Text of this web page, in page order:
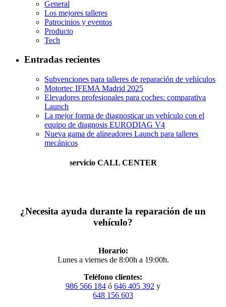
General
Los mejores talleres
Patrocinios y eventos
Producto
Tech
Entradas recientes
Subvenciones para talleres de reparación de vehículos
Motortec IFEMA Madrid 2025
Elevadores profesionales para coches: comparativa
Launch
La mejor forma de diagnosticar un vehículo con el
equipo de diagnosis EURODIAG V4
Nueva gama de alineadores Launch para talleres
mecánicos
servicio CALL CENTER
¿Necesita ayuda durante la reparación de un
vehículo?
Horario:
Lunes a viernes de 8:00h a 19:00h.
Teléfono clientes:
986 566 184 ó 646 405 392 y
648 156 603